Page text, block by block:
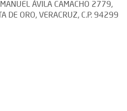
ÁVILA CAMACHO 2779,
DE ORO, VERACRUZ, C.P. 94299